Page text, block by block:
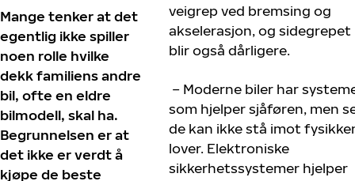
Mange tenker at det
egentlig ikke spiller
noen rolle hvilke
dekk familiens andre
bil, ofte en eldre
bilmodell, skal ha.
Begrunnelsen er at
det ikke er verdt å
kjøpe de beste
veigrep ved bremsing og
akselerasjon, og sidegrepet
blir også dårligere.
– Moderne biler har
som hjelper sjåføren, men
de kan ikke stå imot
lover. Elektroniske
sikkerhetssystemer hjelper